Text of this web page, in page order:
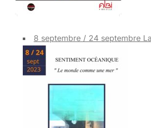
8 septembre / 24 septembre